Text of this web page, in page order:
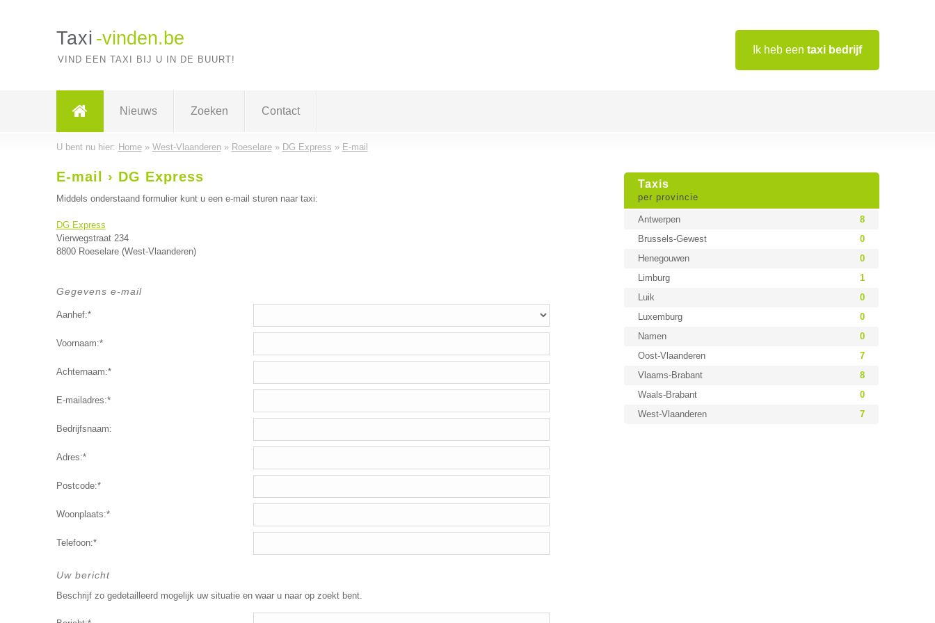
Ik heb een taxi bedrijf
Taxi -vinden.be
VIND EEN TAXI BIJ U IN DE BUURT!
Nieuws Zoeken Contact
U bent nu hier: Home» West-Vlaanderen» Roeselare» DG Express » E-mail
Taxis
per provincie
Antwerpen
8
Brussels-Gewest
0
Henegouwen
0
Limburg
1
Luik
0
Luxemburg
0
Namen
0
Oost-Vlaanderen
7
Vlaams-Brabant
8
Waals-Brabant
0
West-Vlaanderen
7
E-mail › DG Express
Middels onderstaand formulier kunt u een e-mail sturen naar taxi:
DG Express
Vierwegstraat 234
8800 Roeselare (West-Vlaanderen)
Gegevens e-mail
Aanhef:*
Voornaam:*
Achternaam:*
E-mailadres:*
Bedrijfsnaam:
Adres:*
Postcode:*
Woonplaats:*
Telefoon:*
Uw bericht
Beschrijf zo gedetailleerd mogelijk uw situatie en waar u naar op zoekt bent.